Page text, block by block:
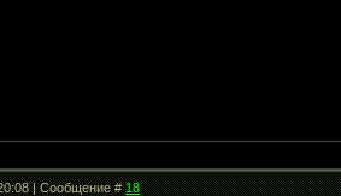
| Сообщение #18